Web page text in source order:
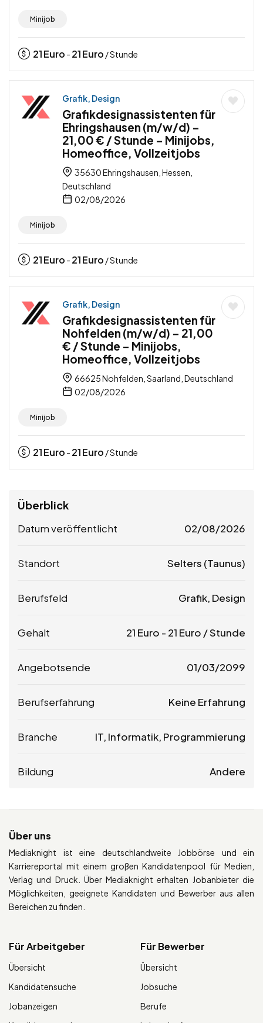
Minijob
21Euro - 21Euro / Stunde
Grafik, Design
Grafikdesignassistenten für
Ehringshausen (m/w/d) –
21,00 € / Stunde – Minijobs,
Homeoffice, Vollzeitjobs
35630 Ehringshausen, Hessen,
Deutschland
02/08/2026
Minijob
21Euro - 21Euro / Stunde
Grafik, Design
Grafikdesignassistenten für
Nohfelden (m/w/d) – 21,00
€ / Stunde – Minijobs,
Homeoffice, Vollzeitjobs
66625 Nohfelden, Saarland, Deutschland
02/08/2026
Minijob
21Euro - 21Euro / Stunde
Überblick
Datum veröffentlicht 02/08/2026
Standort Selters (Taunus)
Berufsfeld Grafik, Design
Gehalt 21 Euro - 21 Euro / Stunde
Angebotsende 01/03/2099
Berufserfahrung Keine Erfahrung
Branche IT, Informatik, Programmierung
Bildung Andere
Über uns
Mediaknight ist eine deutschlandweite Jobbörse und ein
Karriereportal mit einem großen Kandidatenpool für Medien,
Verlag und Druck. Über Mediaknight erhalten Jobanbieter die
Möglichkeiten, geeignete Kandidaten und Bewerber aus allen
Bereichen zu finden.
Für Arbeitgeber
Übersicht
Kandidatensuche
Jobanzeigen
Für Bewerber
Übersicht
Jobsuche
Berufe